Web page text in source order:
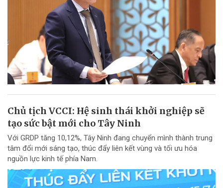
Chủ tịch VCCI: Hệ sinh thái khởi nghiệp sẽ
tạo sức bật mới cho Tây Ninh
Với GRDP tăng 10,12%, Tây Ninh đang chuyển mình thành trung
tâm đổi mới sáng tạo, thúc đẩy liên kết vùng và tối ưu hóa
nguồn lực kinh tế phía Nam.